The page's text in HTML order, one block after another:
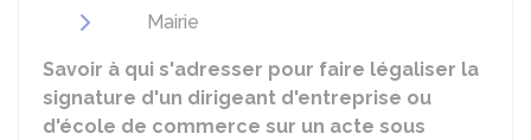
Mairie
Savoir à qui s'adresser pour faire légaliser la
signature d'un dirigeant d'entreprise ou
d'école de commerce sur un acte sous